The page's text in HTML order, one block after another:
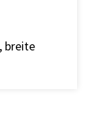
breite